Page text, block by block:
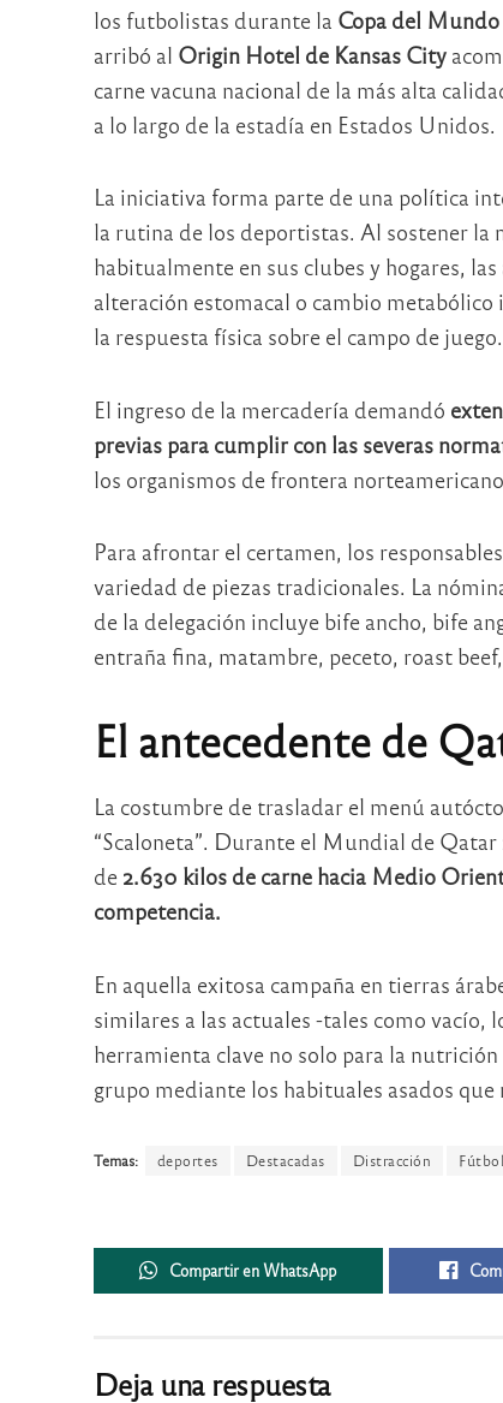
los futbolistas durante la Copa del
arribó al Origin Hotel de Kansas City
carne vacuna nacional de la más alta
a lo largo de la estadía en Estados Unidos.
La iniciativa forma parte de una política
la rutina de los deportistas. Al sostener la
habitualmente en sus clubes y hogares,
alteración estomacal o cambio
la respuesta física sobre el campo de juego.
El ingreso de la mercadería demandó
previas para cumplir con las severas
los organismos de frontera
Para afrontar el certamen, los
variedad de piezas tradicionales. La
de la delegación incluye bife ancho, bife
entraña fina, matambre, peceto, roast
El antecedente de
La costumbre de trasladar el menú
“Scaloneta”. Durante el Mundial de
de2.630 kilos de carne hacia Medio
competencia.
En aquella exitosa campaña en tierras
similares a las actuales -tales como
herramienta clave no solo para la
grupo mediante los habituales asados
Temas: deportes Destacadas Distracción Fútbol
Compartir en WhatsApp
Deja una respuesta